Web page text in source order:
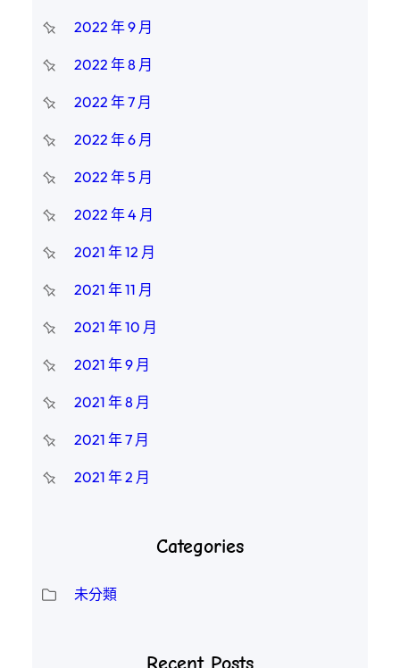
2022 年 9 月
2022 年 8 月
2022 年 7 月
2022 年 6 月
2022 年 5 月
2022 年 4 月
2021 年 12 月
2021 年 11 月
2021 年 10 月
2021 年 9 月
2021 年 8 月
2021 年 7 月
2021 年 2 月
Categories
未分類